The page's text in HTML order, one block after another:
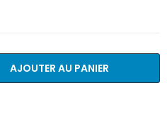
AJOUTER AU PANIER